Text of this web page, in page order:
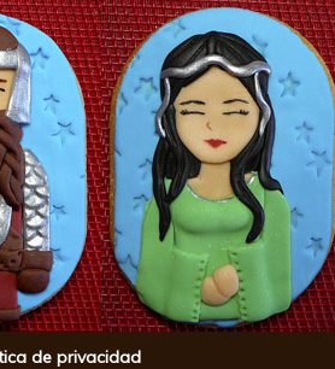
de privacidad